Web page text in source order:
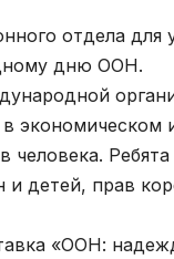
отдела
дню ООН.
экономическом
Ребята
детей, прав
«ООН: